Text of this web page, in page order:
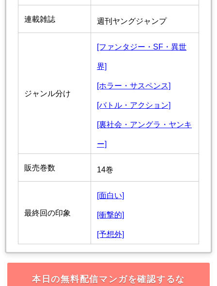
連載雑誌 週刊ヤングジャンプ
ジャンル分け
[ファンタジー・SF・異世
界]
[ホラー・サスペンス]
[バトル・アクション]
[裏社会・アングラ・ヤンキ
ー]
販売巻数 14巻
最終回の印象
[面白い]
[衝撃的]
[予想外]
本日の無料配信マンガを確認するな